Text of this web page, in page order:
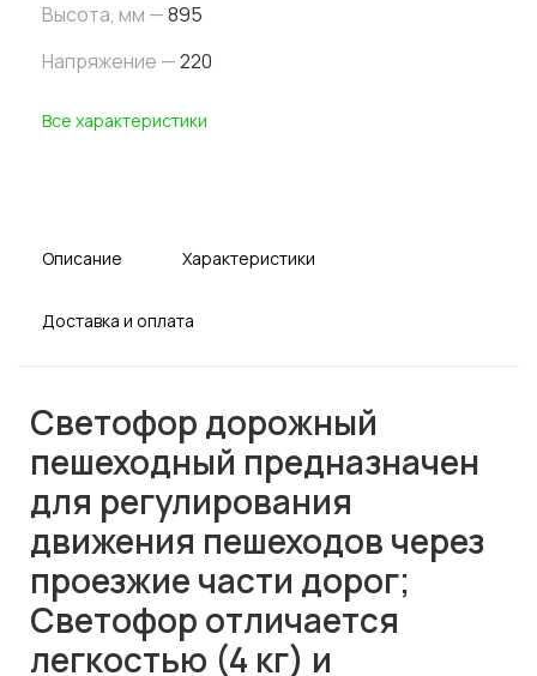
Высота, мм —895
Напряжение —220
Все характеристики
Описание Характеристики
Доставка и оплата
Светофор дорожный
пешеходный предназначен
для регулирования
движения пешеходов через
проезжие части дорог;
Светофор отличается
легкостью (4 кг) и